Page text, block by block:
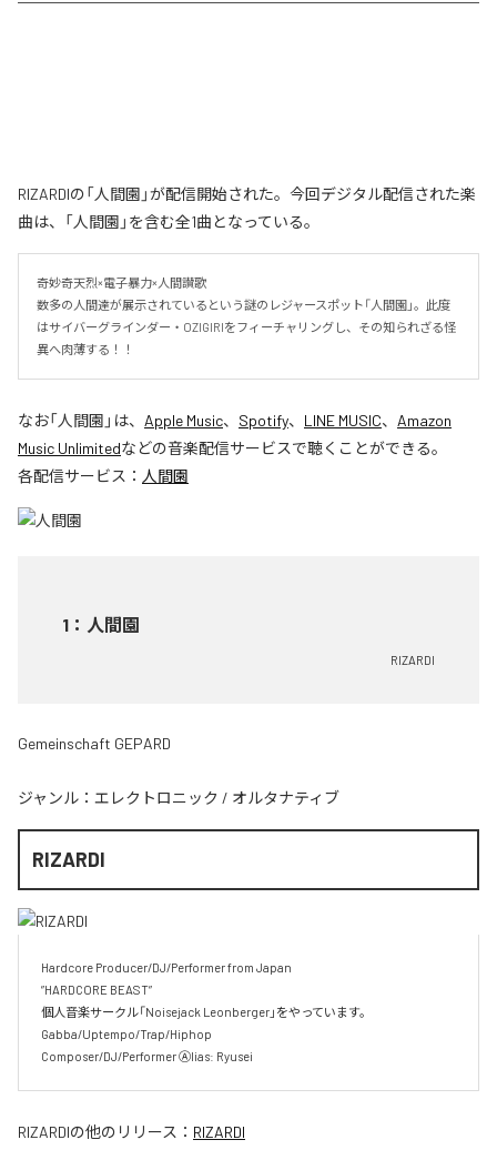
RIZARDIの「人間園」が配信開始された。今回デジタル配信された楽
曲は、「人間園」を含む全1曲となっている。
奇妙奇天烈×電子暴力×人間讃歌
数多の人間達が展示されているという謎のレジャースポット「人間園」。此度
はサイバーグラインダー・OZIGIRIをフィーチャリングし、その知られざる怪
異へ肉薄する！！
なお「人間園 」は、 Apple Music、 Spotify、 LINE MUSIC、 Amazon
Music Unlimitedなどの音楽配信サービスで聴くことができる。
各配信サービス： 人間園
1 ： 人間園
RIZARDI
Gemeinschaft GEPARD
ジャンル： エレクトロニック / オルタナティブ
RIZARDI
Hardcore Producer/DJ/Performer from Japan
”HARDCORE BEAST”
個人音楽サークル「Noisejack Leonberger」をやっています。
Gabba/Uptempo/Trap/Hiphop
Composer/DJ/Performer Ⓐlias: Ryusei
RIZARDIの他のリリース： RIZARDI